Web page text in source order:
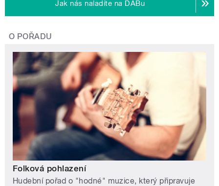
Jak nás naladíte na DABu
O POŘADU
Folková pohlazení
Hudební pořad o "hodné" muzice, který připravuje